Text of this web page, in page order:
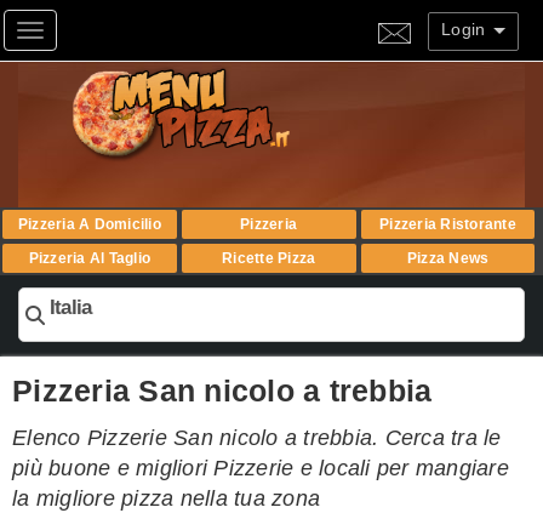
Toggle navigation Login
Pizzeria A Domicilio Pizzeria
Pizzeria Ristorante
Pizzeria Al Taglio
Ricette Pizza Pizza News
Italia
Pizzeria San nicolo a trebbia
Elenco Pizzerie San nicolo a trebbia. Cerca tra le
più buone e migliori Pizzerie e locali per mangiare
la migliore pizza nella tua zona